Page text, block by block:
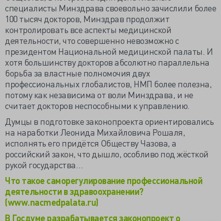
специалисты Минздрава своевольно зачислили более
100 тысяч докторов, Минздрав продолжит
контролировать все аспекты медицинской
деятельности, что совершенно невозможно с
президентом Национальной медицинской палаты. И
хотя большинству докторов абсолютно параллельна
борьба за властные полномочия двух
профессиональных глобалистов, НМП более полезна,
потому как независима от воли Минздрава, и не
считает докторов неспособными к управлению.
Думцы в подготовке законопроекта ориентировались
на наработки Леонида Михайловича Рошаля,
исполнять его придётся Обществу Чазова, а
российский закон, что дышло, особливо под жёсткой
рукой государства…
Что такое саморегулирование профессиональной
деятельности в здравоохранении?
(www.nacmedpalata.ru)
В Госдуме разрабатывается законопроект о